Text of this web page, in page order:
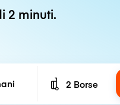
2 minuti.
Number of bags
2 Borse